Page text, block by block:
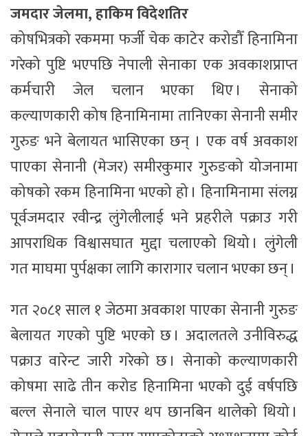
जमदार जेलमा, हाकिम विदेशतिर
कोषभित्रको रकममा फर्जी चेक काटेर करोडौँ हिनामिना
गरेको पुष्टि भएपछि नेपाली सेनाका एक अवकाशप्राप्त
कर्मचारी जेल चलान भएका थिए । सेनाको
कल्याणकारी कोष हिनामिनामा तानिएका सेनानी समीर
गुरुङ भने बेलायत भासिएका छन् । एक वर्ष अवकाश
पाएका सेनानी (मेजर) समीरकुमार गुरुङको योजनामा
कोषको रकम हिनामिना भएको हो । हिनामिनामा संलग्न
पूर्वजमदार रवीन्द्र लुंगेलीलाई भने प्रहरीले पक्राउ गरी
आपराधिक विश्वासघात मुद्दा चलाएको थियो । लुंगेली
गत माघमा पुर्पक्षका लागि कारागार चलान भएका छन् ।
गत २०८१ साल १ जेठमा अवकाश पाएका सेनानी गुरुङ
बेलायत गएको पुष्टि भएको छ । अदालतले उनीविरुद्ध
पक्राउ वारेन्ट जारी गरेको छ । सेनाको कल्याणकारी
कोषमा साढे तीन करोड हिनामिना भएको दुई वर्षपछि
बल्ल सेनाले चाल पाएर थप छानबिन थालेको थियो ।